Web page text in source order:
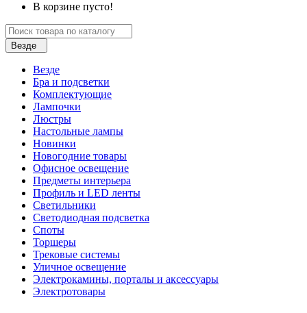
В корзине пусто!
Везде
Везде
Бра и подсветки
Комплектующие
Лампочки
Люстры
Настольные лампы
Новинки
Новогодние товары
Офисное освещение
Предметы интерьера
Профиль и LED ленты
Светильники
Светодиодная подсветка
Споты
Торшеры
Трековые системы
Уличное освещение
Электрокамины, порталы и аксессуары
Электротовары